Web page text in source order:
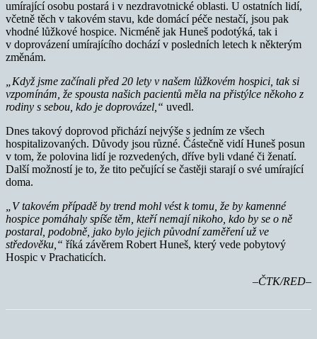
umírající osobu postará i v nezdravotnické oblasti. U ostatních lidí,
včetně těch v takovém stavu, kde domácí péče nestačí, jsou pak
vhodné lůžkové hospice. Nicméně jak Huneš podotýká, tak i
v doprovázení umírajícího dochází v posledních letech k některým
změnám.
„Když jsme začínali před 20 lety v našem lůžkovém hospici, tak si
vzpomínám, že spousta našich pacientů měla na přistýlce někoho z
rodiny s sebou, kdo je doprovázel,“ uvedl.
Dnes takový doprovod přichází nejvýše s jedním ze všech
hospitalizovaných. Důvody jsou různé. Částečně vidí Huneš posun
v tom, že polovina lidí je rozvedených, dříve byli vdané či ženatí.
Další možností je to, že tito pečující se častěji starají o své umírající
doma.
„V takovém případě by trend mohl vést k tomu, že by kamenné
hospice pomáhaly spíše těm, kteří nemají nikoho, kdo by se o ně
postaral, podobně, jako bylo jejich původní zaměření už ve
středověku,“ říká závěrem Robert Huneš, který vede pobytový
Hospic v Prachaticích.
–ČTK/RED–